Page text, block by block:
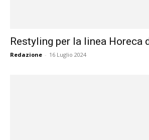
Restyling per la linea Horeca
Redazione - 16 Luglio 2024